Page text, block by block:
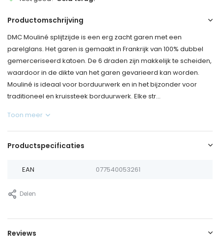
Productomschrijving
DMC Mouliné splijtzijde is een erg zacht garen met een
parelglans. Het garen is gemaakt in Frankrijk van 100% dubbel
gemerceriseerd katoen. De 6 draden zijn makkelijk te scheiden,
waardoor in de dikte van het garen gevarieerd kan worden.
Mouliné is ideaal voor borduurwerk en in het bijzonder voor
traditioneel en kruissteek borduurwerk. Elke str...
Toon meer
Productspecificaties
EAN 077540053261
Delen
Reviews